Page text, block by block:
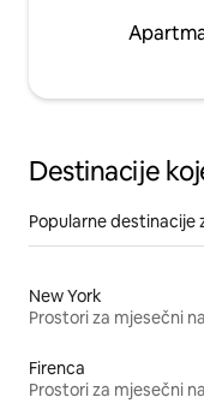
Destinacije
Popularne destinacije
New York
Prostori za mjesečni
Firenca
Prostori za mjesečni